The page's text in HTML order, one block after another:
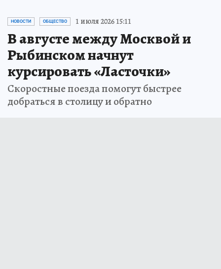
НОВОСТИ ОБЩЕСТВО 1 июля 2026 15:11
В августе между Москвой и
Рыбинском начнут
курсировать «Ласточки»
Скоростные поезда помогут быстрее
добраться в столицу и обратно